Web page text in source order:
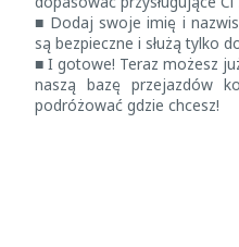
■ Dodaj swoje imię i
są bezpieczne i służą tylko
■ I gotowe! Teraz możesz
naszą bazę przejazdów
podróżować gdzie chcesz!